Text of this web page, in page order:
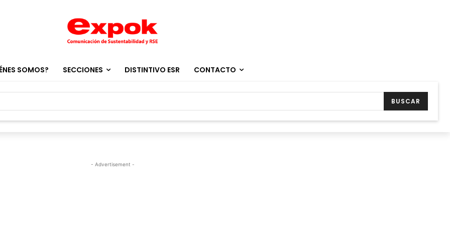
SOMOS? SECCIONES DISTINTIVO ESR CONTACTO
BUSCAR
- Advertisement -